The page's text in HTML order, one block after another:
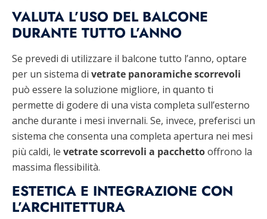
VALUTA L’USO DEL BALCONE
DURANTE TUTTO L’ANNO
Se prevedi di utilizzare il balcone tutto l’anno, optare
per un sistema di vetrate panoramiche scorrevoli
può essere la soluzione migliore, in quanto ti
permette di godere di una vista completa sull’esterno
anche durante i mesi invernali. Se, invece, preferisci un
sistema che consenta una completa apertura nei mesi
più caldi, le vetrate scorrevoli a pacchettooffrono la
massima flessibilità.
ESTETICA E INTEGRAZIONE CON
L’ARCHITETTURA